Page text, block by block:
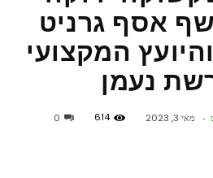
אסף גרניט
המקצועי
נעמן
- מאי 3, 2023 614
0